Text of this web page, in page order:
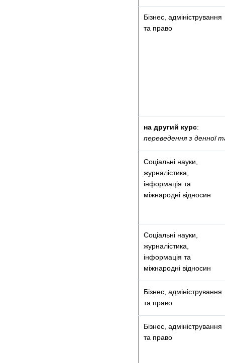
Бізнес, адміністрування
та право
на другий курс:
переведення з денної
Соціальні науки,
журналістика,
інформація та
міжнародні відносин
Соціальні науки,
журналістика,
інформація та
міжнародні відносин
Бізнес, адміністрування
та право
Бізнес, адміністрування
та право